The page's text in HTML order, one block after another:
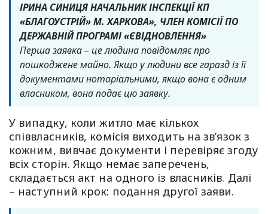
ІРИНА СИНИЦЯ НАЧАЛЬНИК ІНСПЕКЦІЇ КП
«БЛАГОУСТРІЙ» М. ХАРКОВА», ЧЛЕН КОМІСІЇ ПО
ДЕРЖАВНІЙ ПРОГРАМІ «ЄВІДНОВЛЕННЯ»
Перша заявка – це людина повідомляє про
пошкоджене майно. Якщо у людини все гаразд із її
документами нотаріальними, якщо вона є одним
власником, вона подає цю заявку.
У випадку, коли житло має кількох
співвласників, комісія виходить на зв’язок з
кожним, вивчає документи і перевіряє згоду
всіх сторін. Якщо немає заперечень,
складається акт на одного із власників. Далі
– наступний крок: подання другої заяви.